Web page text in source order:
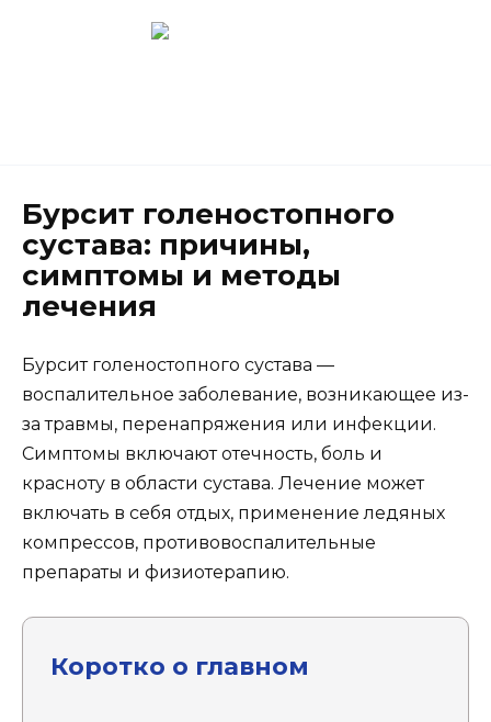
Бурсит голеностопного
сустава: причины,
симптомы и методы
лечения
Бурсит голеностопного сустава —
воспалительное заболевание, возникающее из-
за травмы, перенапряжения или инфекции.
Симптомы включают отечность, боль и
красноту в области сустава. Лечение может
включать в себя отдых, применение ледяных
компрессов, противовоспалительные
препараты и физиотерапию.
Коротко о главном